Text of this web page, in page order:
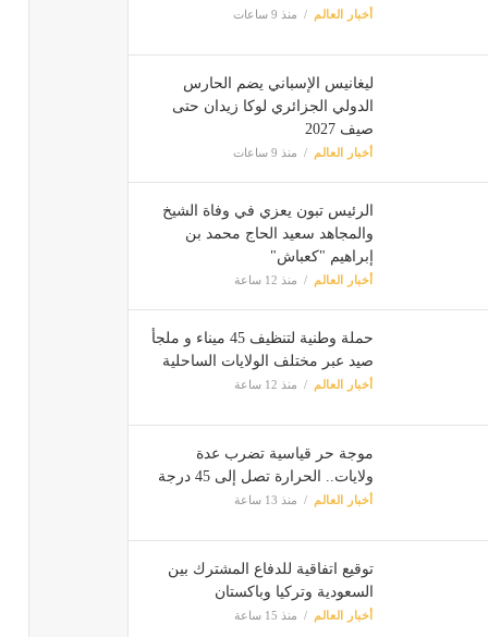
أخبار العالم منذ 9 ساعات
ليغانيس الإسباني يضم الحارس
الدولي الجزائري لوكا زيدان حتى
صيف 2027
أخبار العالم منذ 9 ساعات
الرئيس تبون يعزي في وفاة الشيخ
والمجاهد سعيد الحاج محمد بن
إبراهيم "كعباش"
أخبار العالم منذ 12 ساعة
حملة وطنية لتنظيف 45 ميناء و ملجأ
صيد عبر مختلف الولايات الساحلية
أخبار العالم منذ 12 ساعة
موجة حر قياسية تضرب عدة
ولايات.. الحرارة تصل إلى 45 درجة
أخبار العالم منذ 13 ساعة
توقيع اتفاقية للدفاع المشترك بين
السعودية وتركيا وباكستان
أخبار العالم منذ 15 ساعة